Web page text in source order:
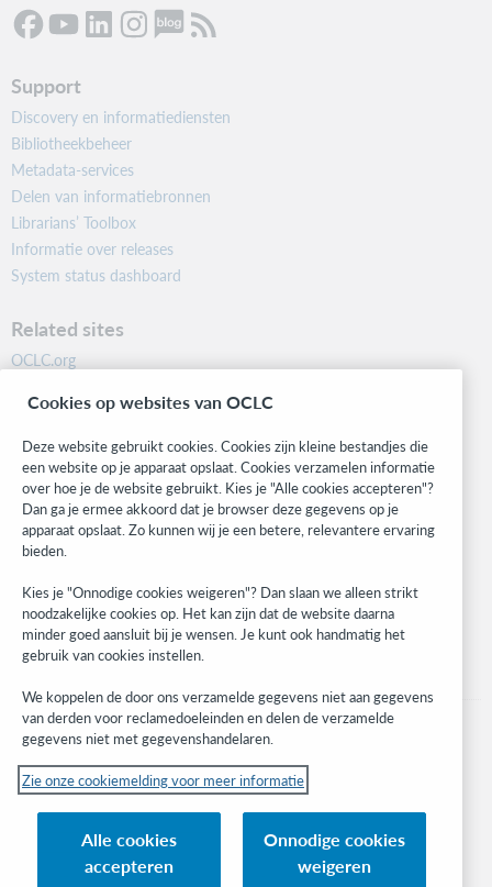
Support
Discovery en informatiediensten
Bibliotheekbeheer
Metadata-services
Delen van informatiebronnen
Librarians’ Toolbox
Informatie over releases
System status dashboard
Related sites
OCLC.org
Community
Research
WebJunction
Developer Network
Stay in the know.
Get the latest product updates, research, events, and much more—
right to your inbox.
Subscribe now
© 2023 OCLC
Inc. en buitenlandse filialen
Cookiemelding Lijst met cookies en cookie-instellingen Privacybeleid
Cookies op websites van OCLC
Deze website gebruikt cookies. Cookies zijn kleine bestandjes die
een website op je apparaat opslaat. Cookies verzamelen informatie
over hoe je de website gebruikt. Kies je "Alle cookies accepteren"?
Dan ga je ermee akkoord dat je browser deze gegevens op je
apparaat opslaat. Zo kunnen wij je een betere, relevantere ervaring
bieden.
Kies je "Onnodige cookies weigeren"? Dan slaan we alleen strikt
noodzakelijke cookies op. Het kan zijn dat de website daarna
minder goed aansluit bij je wensen. Je kunt ook handmatig het
gebruik van cookies instellen.
We koppelen de door ons verzamelde gegevens niet aan gegevens
van derden voor reclamedoeleinden en delen de verzamelde
gegevens niet met gegevenshandelaren.
Zie onze cookiemelding voor meer informatie
Alle cookies
accepteren
Onnodige cookies
weigeren